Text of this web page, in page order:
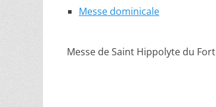
Messe dominicale
Messe de Saint Hippolyte du Fort